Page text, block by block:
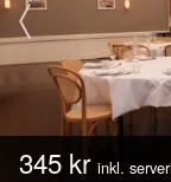
345 kr inkl.